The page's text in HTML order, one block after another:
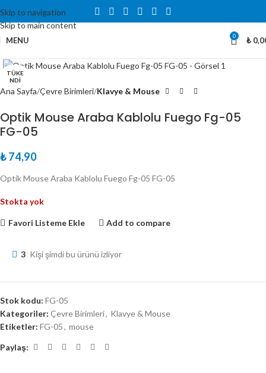
Skip to navigation
Skip to main content
MENU 0 ₺
TÜKE
NDI
Ana Sayfa Çevre Birimleri Klavye & Mouse
Optik Mouse Araba Kablolu Fuego Fg-05
FG-05
₺74,90
Optik Mouse Araba Kablolu Fuego Fg-05 FG-05
Stokta yok
Favori Listeme Ekle Add to compare
3 Kişi şimdi bu ürünü izliyor
Stok kodu: FG-05
Kategoriler: Çevre Birimleri, Klavye & Mouse
Etiketler: FG-05, mouse
Paylaş: